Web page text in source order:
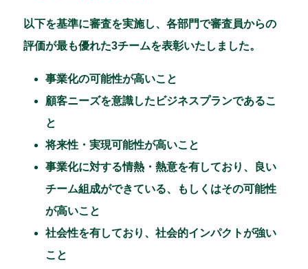
以下を基準に審査を実施し、各部門で審査員からの
評価が最も優れた3チームを表彰いたしました。
事業化の可能性が高いこと
顧客ニーズを意識したビジネスプランであるこ
と
将来性・実現可能性が高いこと
事業化に対する情熱・熱意を有しており、良い
チーム組成ができている、もしくはその可能性
が高いこと
社会性を有しており、社会的インパクトが強い
こと